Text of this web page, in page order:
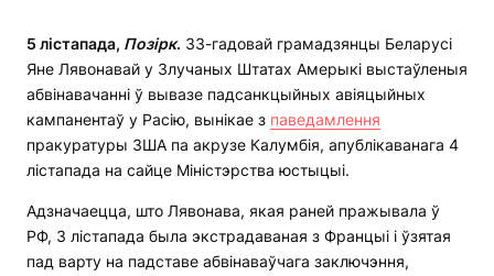
5 лістапада, Позірк. 33-гадовай грамадзянцы Беларусі
Яне Лявонавай у Злучаных Штатах Амерыкі выстаўленыя
абвінавачанні ў вывазе падсанкцыйных авіяцыйных
кампанентаў у Расію, вынікае з паведамлення
пракуратуры ЗША па акрузе Калумбія, апублікаванага 4
лістапада на сайце Міністэрства юстыцыі.
Адзначаецца, што Лявонава, якая раней пражывала ў
РФ, 3 лістапада была экстрадаваная з Францыі і ўзятая
пад варту на падставе абвінаваўчага заключэння,